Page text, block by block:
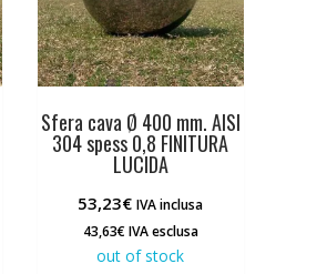
Sfera cava Ø 400 mm. AISI
304 spess 0,8 FINITURA
LUCIDA
53,23€ IVA inclusa
43,63€IVA esclusa
out of stock